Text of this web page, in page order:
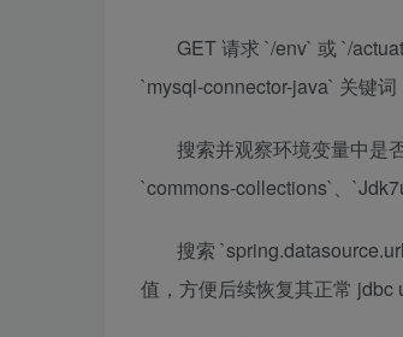
GET 请求 `/env` 或 `/
`mysql-connector-java` 关键
搜索并观察环境变量中是
`commons-collections`、
搜索
值，方便后续恢复其正常 jdbc